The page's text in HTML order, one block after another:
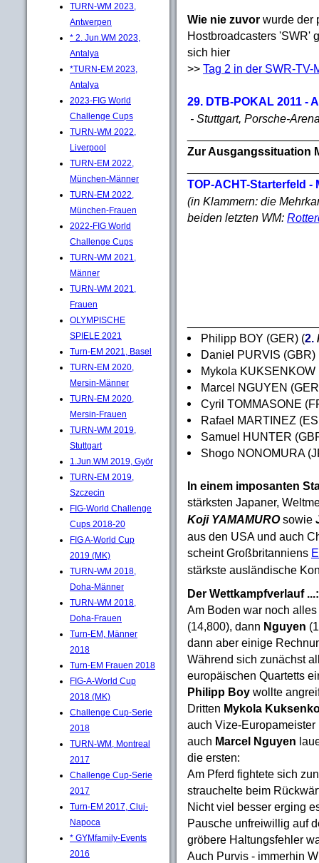
TURN-WM 2023,
Antwerpen
* 2. Jun.WM 2023,
Antalya
*TURN-EM 2023,
Antalya
2023-FIG World
Challenge Cups
TURN-WM 2022,
Liverpool
TURN-EM 2022,
München-Männer
TURN-EM 2022,
München-Frauen
2022-FIG World
Challenge Cups
TURN-WM 2021,
Männer
TURN-WM 2021,
Frauen
OLYMPISCHE
SPIELE 2021
Turn-EM 2021, Basel
TURN-EM 2020,
Mersin-Männer
TURN-EM 2020,
Mersin-Frauen
TURN-WM 2019,
Stuttgart
1.Jun.WM 2019, Györ
TURN-EM 2019,
Szczecin
FIG-World Challenge
Cups 2018-20
FIG A-World Cup
2019 (MK)
TURN-WM 2018,
Doha-Männer
TURN-WM 2018,
Doha-Frauen
Turn-EM, Männer
2018
Turn-EM Frauen 2018
FIG-A-World Cup
2018 (MK)
Challenge Cup-Serie
2018
TURN-WM, Montreal
2017
Challenge Cup-Serie
2017
Turn-EM 2017, Cluj-
Napoca
* GYMfamily-Events
2016
Wie nie zuvor wurde der
Hostbroadcasters 'SWR'
sich hier
>> Tag 2 in der SWR-TV-
29. DTB-POKAL 2011 -
- Stuttgart, Porsche-
Zur Ausgangssituation
TOP-ACHT-Starterfeld -
(in Klammern: die
beiden letzten WM:
Philipp BOY (GER) (2.
Daniel PURVIS (GBR)
Mykola
Marcel NGUYEN
Cyril TOMMASONE
Rafael MARTINEZ
Samuel HUNTER
Shogo NONOMURA
In einem imposanten
stärksten Japaner,
Koji YAMAMUROsowie
aus den USA und auch
scheint Großbritanniens
stärkste ausländische
Der Wettkampfverlauf ...:
Am Boden war noch
(14,800), dann Nguyen
dann aber einige
Während sich zunächst
europäischen Quartetts
Philipp Boy wollte
Dritten Mykola
auch Vize-Europameister
auch Marcel Nguyen
die ersten:
Am Pferd fightete sich
strauchelte beim
Nicht viel besser erging
Pausche unfreiwillig auf
gröbere Haltungsfehler
Auch Purvis - immerhin